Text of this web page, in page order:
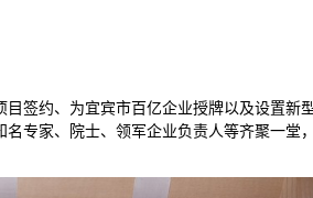
签约、为宜宾市百亿企业授牌以及设置新
专家、院士、领军企业负责人等齐聚一堂